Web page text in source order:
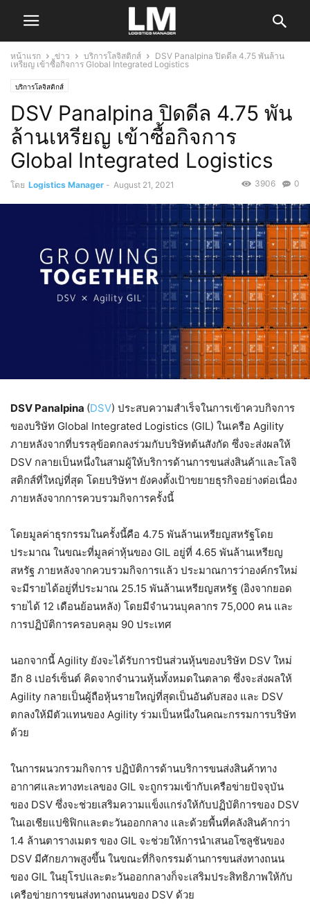
หน้าแรก ข่าว บริการโลจิสติกส์
DSV Panalpina ปิดดีล 4.75 พันล้าน
เหรียญ เข้าซื้อกิจการ Global Integrated Logistics
บริการโลจิสติกส์
DSV Panalpina ปิดดีล 4.75 พัน
ล้านเหรียญ เข้าซื้อกิจการ
Global Integrated Logistics
โดย Logistics Manager - August 21, 2021 0
3906
DSV Panalpina (DSV) ประสบความสำเร็จในการเข้าควบกิจการ
ของบริษัท Global Integrated Logistics (GIL) ในเครือ Agility
ภายหลังจากที่บรรลุข้อตกลงร่วมกับบริษัทต้นสังกัด ซึ่งจะส่งผลให้
DSV กลายเป็นหนึ่งในสามผู้ให้บริการด้านการขนส่งสินค้าและโลจิ
สติกส์ที่ใหญ่ที่สุด โดยบริษัทฯ ยังคงตั้งเป้าขยายธุรกิจอย่างต่อเนื่อง
ภายหลังจากการควบรวมกิจการครั้งนี้
โดยมูลค่าธุรกรรมในครั้งนี้คือ 4.75 พันล้านเหรียญสหรัฐโดย
ประมาณ ในขณะที่มูลค่าหุ้นของ GIL อยู่ที่ 4.65 พันล้านเหรียญ
สหรัฐ ภายหลังจากควบรวมกิจการแล้ว ประมาณการว่าองค์กรใหม่
จะมีรายได้อยู่ที่ประมาณ 25.15 พันล้านเหรียญสหรัฐ (อิงจากยอด
รายได้ 12 เดือนย้อนหลัง) โดยมีจำนวนบุคลากร 75,000 คน และ
การปฏิบัติการครอบคลุม 90 ประเทศ
นอกจากนี้ Agility ยังจะได้รับการปันส่วนหุ้นของบริษัท DSV ใหม่
อีก 8 เปอร์เซ็นต์ คิดจากจำนวนหุ้นทั้งหมดในตลาด ซึ่งจะส่งผลให้
Agility กลายเป็นผู้ถือหุ้นรายใหญ่ที่สุดเป็นอันดับสอง และ DSV
ตกลงให้มีตัวแทนของ Agility ร่วมเป็นหนึ่งในคณะกรรมการบริษัท
ด้วย
ในการผนวกรวมกิจการ ปฏิบัติการด้านบริการขนส่งสินค้าทาง
อากาศและทางทะเลของ GIL จะถูกรวมเข้ากับเครือข่ายปัจจุบัน
ของ DSV ซึ่งจะช่วยเสริมความแข็งแกร่งให้กับปฏิบัติการของ DSV
ในเอเชียแปซิฟิกและตะวันออกกลาง และด้วยพื้นที่คลังสินค้ากว่า
1.4 ล้านตารางเมตร ของ GIL จะช่วยให้การนำเสนอโซลูชันของ
DSV มีศักยภาพสูงขึ้น ในขณะที่กิจกรรมด้านการขนส่งทางถนน
ของ GIL ในยุโรปและตะวันออกกลางก็จะเสริมประสิทธิภาพให้กับ
เครือข่ายการขนส่งทางถนนของ DSV ด้วย